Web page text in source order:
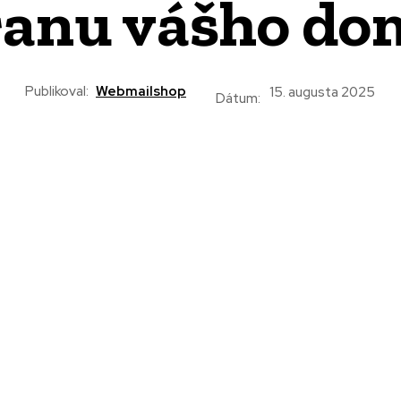
vášho
Publikoval: Webmailshop Dátum: 15. augusta 2025